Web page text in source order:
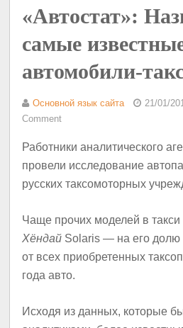
«Автостат»:
самые
автомобили-
Основной язык сайта 21/01/
Comment
Работники аналитического
провели исследование
русских таксомоторных
Чаще прочих моделей в такси
Хёндай Solaris — на его долю
от всех приобретенных
года авто.
Исходя из данных, которые